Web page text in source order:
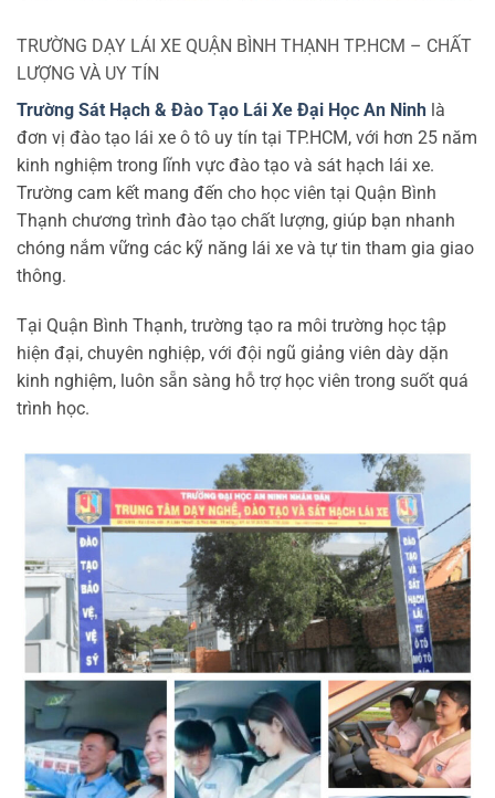
TRƯỜNG DẠY LÁI XE QUẬN BÌNH THẠNH TP.HCM – CHẤT
LƯỢNG VÀ UY TÍN
Trường Sát Hạch & Đào Tạo Lái Xe Đại Học An Ninh là
đơn vị đào tạo lái xe ô tô uy tín tại TP.HCM, với hơn 25 năm
kinh nghiệm trong lĩnh vực đào tạo và sát hạch lái xe.
Trường cam kết mang đến cho học viên tại Quận Bình
Thạnh chương trình đào tạo chất lượng, giúp bạn nhanh
chóng nắm vững các kỹ năng lái xe và tự tin tham gia giao
thông.
Tại Quận Bình Thạnh, trường tạo ra môi trường học tập
hiện đại, chuyên nghiệp, với đội ngũ giảng viên dày dặn
kinh nghiệm, luôn sẵn sàng hỗ trợ học viên trong suốt quá
trình học.